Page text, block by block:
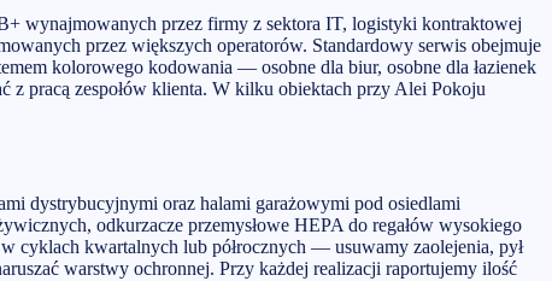
wynajmowanych przez firmy z sektora IT, logistyki kontraktowej
przez większych operatorów. Standardowy serwis obejmuje
kolorowego kodowania — osobne dla biur, osobne dla łazienek
pracą zespołów klienta. W kilku obiektach przy Alei Pokoju
dystrybucyjnymi oraz halami garażowymi pod osiedlami
odkurzacze przemysłowe HEPA do regałów wysokiego
cyklach kwartalnych lub półrocznych — usuwamy zaolejenia, pył
warstwy ochronnej. Przy każdej realizacji raportujemy ilość